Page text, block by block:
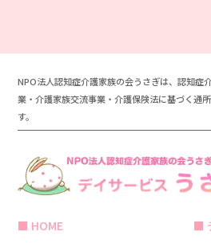
NPO法人認知症介護家族の会うさぎは、認知症
業・介護家族交流事業・介護保険法に基づく通
す。
HOME